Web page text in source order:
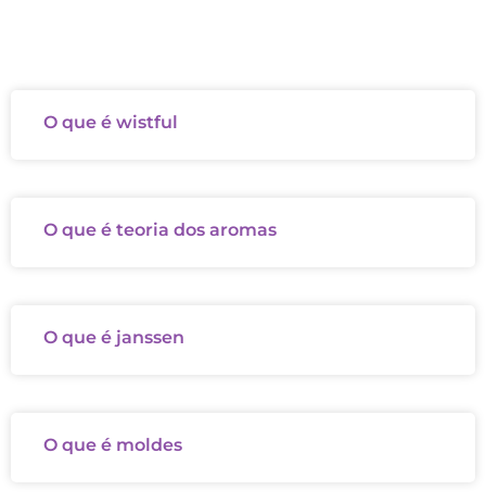
O que é wistful
O que é teoria dos aromas
O que é janssen
O que é moldes